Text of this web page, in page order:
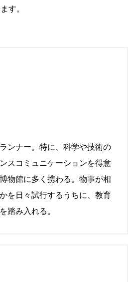
す。
ンナー。特に、科学や技術の
スコミュニケーションを得意
物館に多く携わる。物事が相
を日々試行するうちに、教育
踏み入れる。